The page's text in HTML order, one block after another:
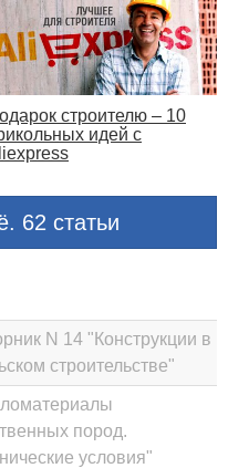
строителю – 10
идей с
62 статьи
N 14 "Конструкции в
строительстве"
пород.
условия"